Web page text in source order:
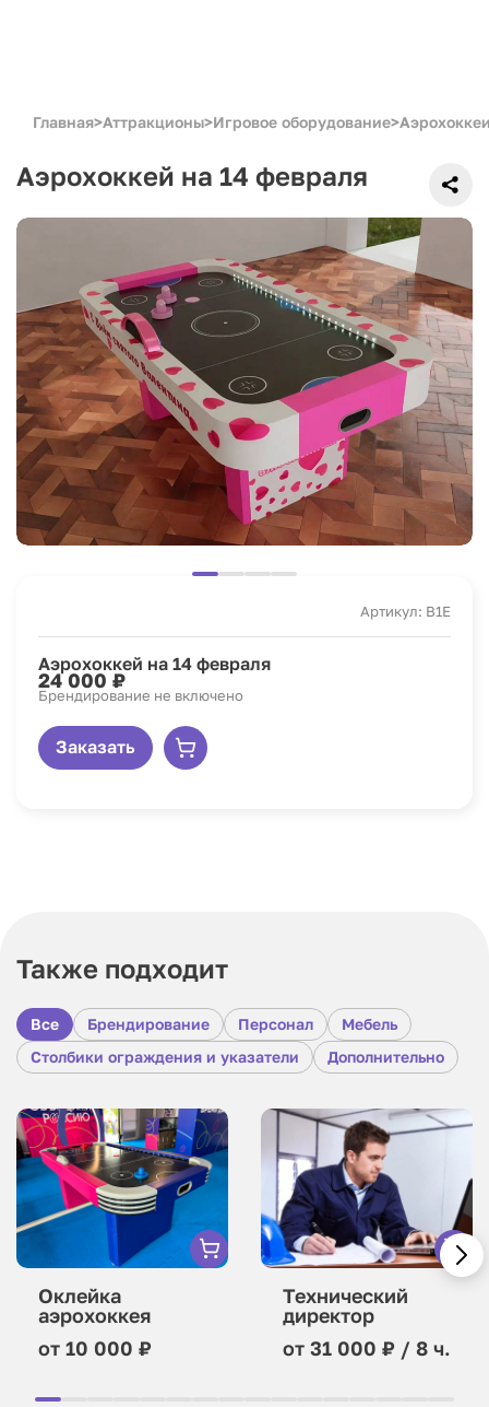
Главная>Аттракционы>Игровое оборудование>
Аэрохоккей на 14 февраля
Артикул: B1E
Аэрохоккей на 14 февраля
24 000 ₽
Брендирование не включено
Заказать
Также подходит
Все Брендирование Персонал
Мебель
Столбики ограждения и указатели
Дополнительно
Оклейка
аэрохоккея
от 10 000 ₽
Технический
директор
от 31 000 ₽ / 8 ч.